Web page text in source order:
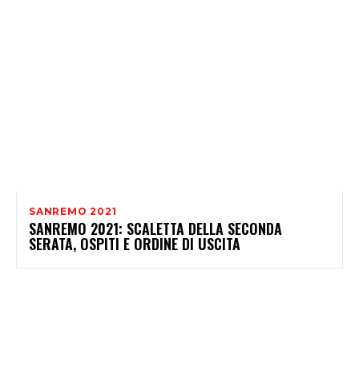
SANREMO 2021
SANREMO 2021: SCALETTA DELLA SECONDA
SERATA, OSPITI E ORDINE DI USCITA